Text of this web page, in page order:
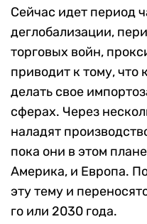
Сейчас идет период
деглобализации,
торговых войн,
приводит к тому, что
делать свое
сферах. Через
наладят
пока они в этом
Америка, и Европа.
эту тему и
го или 2030 года.